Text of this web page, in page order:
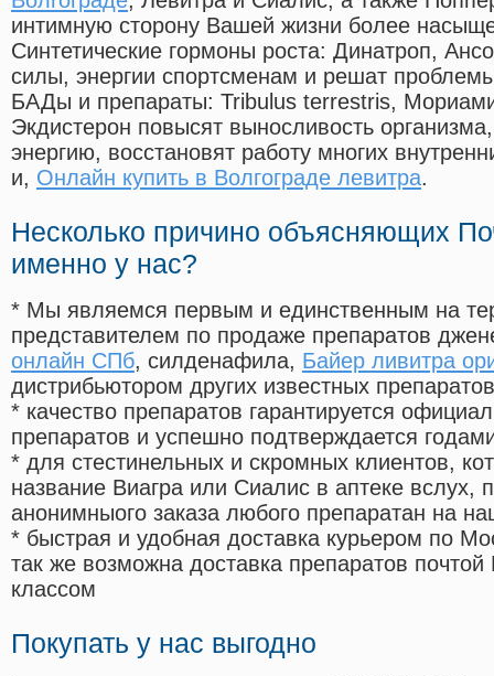
интимную сторону Вашей жизни более
Синтетические гормоны роста: Динатроп,
силы, энергии спортсменам и решат
БАДы и препараты: Tribulus terrestris,
Экдистерон повысят выносливость
энергию, восстановят работу многих
и, Онлайн купить в Волгограде левитра.
Несколько причино объясняющих
именно у нас?
* Мы являемся первым и единственным на
представителем по продаже препаратов
онлайн СПб, силденафила, Байер ливитра
дистрибьютором других известных препаратов
* качество препаратов гарантируется
препаратов и успешно подтверждается
* для стестинельных и скромных клиентов,
название Виагра или Сиалис в аптеке вслух,
анонимныого заказа любого препаратан на
* быстрая и удобная доставка курьером по
так же возможна доставка препаратов
классом
Покупать у нас выгодно